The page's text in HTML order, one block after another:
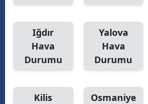
Iğdır
Hava
Durumu
Yalova
Hava
Durumu
Kilis
Osmaniye